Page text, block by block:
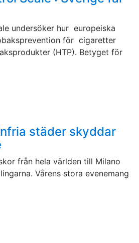
undersöker hur europeiska
för cigaretter
(HTP). Betyget för
städer skyddar
från hela världen till Milano
Vårens stora evenemang